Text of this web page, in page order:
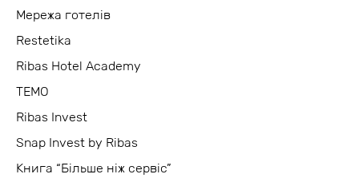
Мережа готелів
Restetika
Ribas Hotel Academy
TEMO
Ribas Invest
Snap Invest by Ribas
Книга “Більше ніж сервіс”